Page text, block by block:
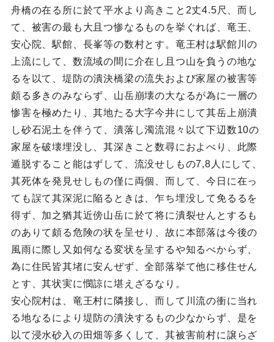
舟橋の在る所に於て平水より高きこと2丈4.5尺、而し
て、被害の最も大且つ惨なるものを挙ぐれば、竜王、
安心院、駅館、長峯等の数村とす。竜王村は駅館川の
上流にして、数流域の間に介在し且つ山を負うの地な
るを以て、堤防の潰決橋梁の流失および家屋の被害等
頗る多きのみならず、山岳崩壊の大なるが為に一層の
惨害を極めたり、其地たる大字今井にして其岳上崩潰
し砂石泥土を伴うて、潰落し濁流混々以て下辺数10の
家屋を破壊埋没し、其深きこと数尋におよべり、此際
遁脱すること能はずして、流没せしもの7,8人にして、
其死体を発見せしもの僅に両個、而して、今日に在っ
ても誤て其深泥に陥るときは、乍ち埋没して免るるを
得ず、加之猶其近傍山岳に於て将に潰裂せんとするも
のありて頗る危険の状を呈せり、故に本部落は今後の
風雨に際し又如何なる変状を呈するや知るべからず、
為に住民皆其堵に安んぜず、全部落挙て他に移住せん
とす、其状実に憫諒に堪えざるなり。
安心院村は、竜王村に隣接し、而して川流の衝に当れ
る地なるにより堤防の潰決するもの少なからず、是を
以て浸水砂入の田畑等多くして、其被害前村に譲らざ